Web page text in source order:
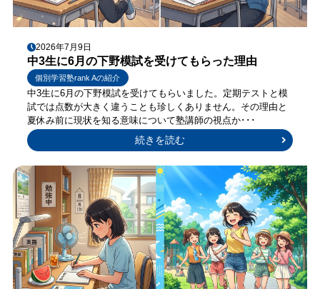
2026年7月9日
中3生に6月の下野模試を受けてもらった理由
中3生に6月の下野模試を受けてもらいました。定期テストと模
試では点数が大きく違うことも珍しくありません。その理由と
夏休み前に現状を知る意味について塾講師の視点か･･･
個別学習塾rank Aの紹介
続きを読む